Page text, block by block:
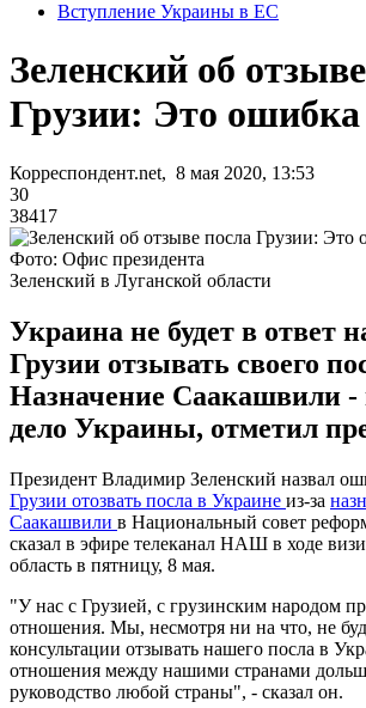
Вступление Украины в ЕС
Зеленский об
Грузии: Это ошибка
Корреспондент.net, 8 мая 2020, 13:53
30
38417
Фото: Офис президента
Зеленский в Луганской области
Украина не будет в ответ
Грузии отзывать своего
Назначение Саакашвили -
дело Украины, отметил
Президент Владимир Зеленский назвал
Грузии отозвать посла в Украине из-за
Саакашвили в Национальный совет
сказал в эфире телеканал НАШ в ходе
область в пятницу, 8 мая.
"У нас с Грузией, с грузинским народом
отношения. Мы, несмотря ни на что, не
консультации отзывать нашего посла в
отношения между нашими странами
руководство любой страны", - сказал он.